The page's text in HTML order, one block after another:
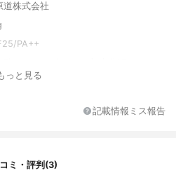
道株式会社
PA++
、グルコシルセラミド
シクロメチコン、DPG、カプリリルメ
ン／メチコンシルセスキオキサン）ク
っと見る
記載情報ミス報告
ミ・評判(3)